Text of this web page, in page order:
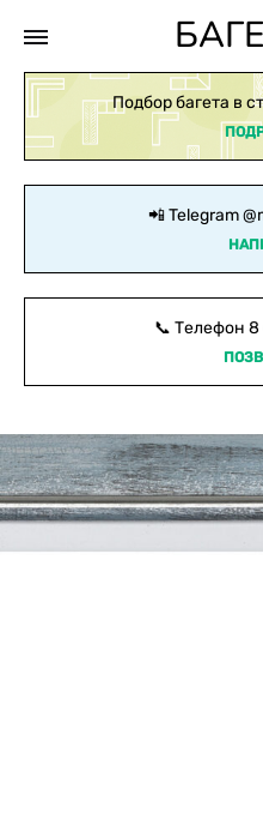
Подбор багета в
📲 Telegram
📞 Телефон 8